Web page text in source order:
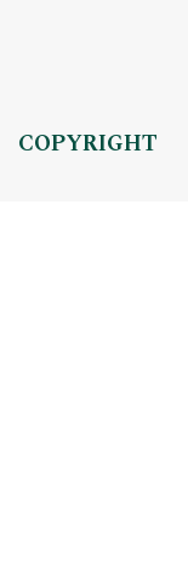
COPYRIGHT